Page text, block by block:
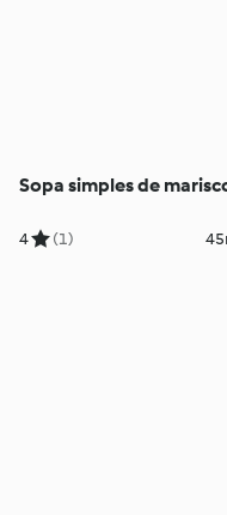
Sopa simples de
4 (1)